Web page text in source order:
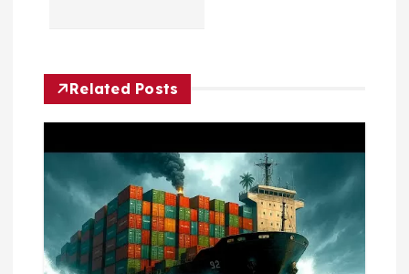
ンRelated Posts